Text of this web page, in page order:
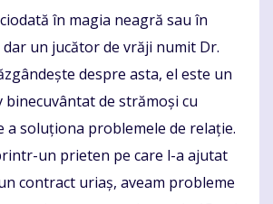
în magia neagră sau în
un jucător de vrăji numit Dr.
despre asta, el este un
binecuvântat de strămoși cu
a soluționa problemele de relație.
un prieten pe care l-a ajutat
contract uriaș, aveam probleme